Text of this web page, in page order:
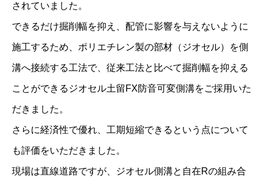
野
県
佐
久
市
）
2
されていました。
できるだけ掘削幅を抑え、配管に影響を与えないように
施工するため、ポリエチレン製の部材（ジオセル）を側
溝へ接続する工法で、従来工法と比べて掘削幅を抑える
ことができるジオセル土留FX防音可変側溝をご採用いた
だきました。
さらに経済性で優れ、工期短縮できるという点について
も評価をいただきました。
現場は直線道路ですが、ジオセル側溝と自在Rの組み合